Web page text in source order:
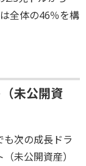
全体の46％を構
未公開資
も次の成長ドラ
未公開資産）